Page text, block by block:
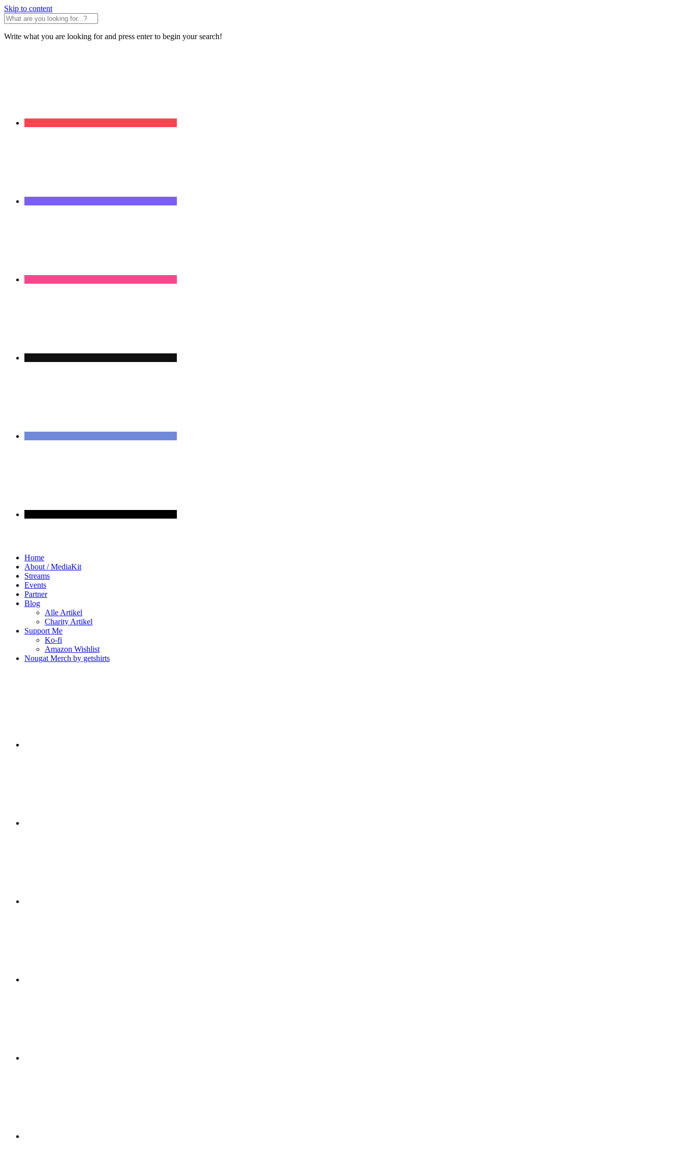
Skip to content
Write what you are looking for and press enter to begin your search!
Home
About / MediaKit
Streams
Events
Partner
Blog
Alle Artikel
Charity Artikel
Support Me
Ko-fi
Amazon Wishlist
Nougat Merch by getshirts